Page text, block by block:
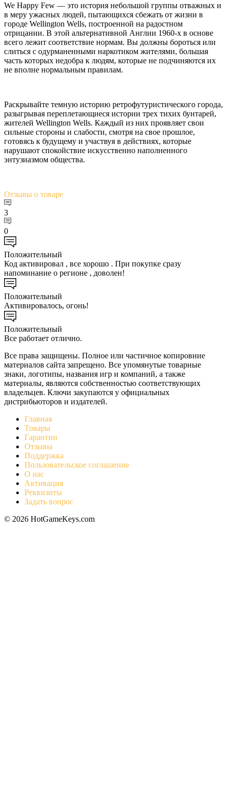
We Happy Few — это история небольшой группы отважных и
в меру ужасных людей, пытающихся сбежать от жизни в
городе Wellington Wells, построенной на радостном
отрицании. В этой альтернативной Англии 1960-х в основе
всего лежит соответствие нормам. Вы должны бороться или
слиться с одурманенными наркотиком жителями, большая
часть которых недобра к людям, которые не подчиняются их
не вполне нормальным правилам.
Раскрывайте темную историю ретрофутуристического города,
разыгрывая переплетающиеся истории трех тихих бунтарей,
жителей Wellington Wells. Каждый из них проявляет свои
сильные стороны и слабости, смотря на свое прошлое,
готовясь к будущему и участвуя в действиях, которые
нарушают спокойствие искусственно наполненного
энтузиазмом общества.
Отзывы о товаре
3
0
Положительный
Код активировал , все хорошо . При покупке сразу
напоминание о регионе , доволен!
Положительный
Активировалось, огонь!
Положительный
Все работает отлично.
Все права защищены. Полное или частичное копировние
материалов сайта запрещено. Все упомянутые товарные
знаки, логотипы, названия игр и компаний, а также
материалы, являются собственностью соответствующих
владельцев. Ключи закупаются у официальных
дистрибьюторов и издателей.
Главная
Товары
Гарантии
Отзывы
Поддержка
Пользовательское соглашение
О нас
Активация
Реквизиты
Задать вопрос
© 2026 HotGameKeys.com